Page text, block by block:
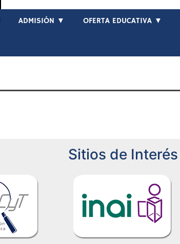
ADMISIÓN ▼ OFERTA EDUCATIVA ▼
Sitios de Interés